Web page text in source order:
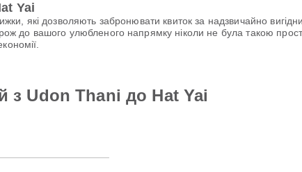
Yai
які дозволяють забронювати квиток за надзвичайно
до вашого улюбленого напрямку ніколи не була такою
з Udon Thani до Hat Yai